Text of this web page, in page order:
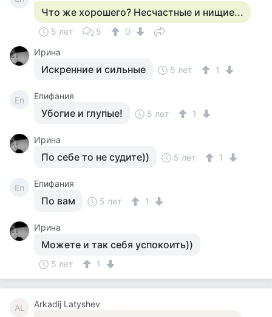
Что же хорошего? Несчастные и нищие...
5 лет 5
0
Ирина
Искренние и сильные 5 лет 1
Еп Епифания
Убогие и глупые! 5 лет 1
Ирина
По себе то не судите)) 5 лет 1
Еп Епифания
По вам 5 лет 1
Ирина
Можете и так себя успокоить))
5 лет 1
AL Arkadij Latyshev